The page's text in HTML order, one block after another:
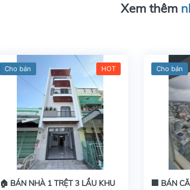
Xem thêm
Cho bán HOT
🏠 BÁN NHÀ 1 TRỆT 3 LẦU KHU
Cho bán
🏢 BÁN